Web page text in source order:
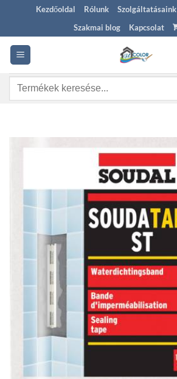
content
Kezdőoldal Rólunk Szolgáltatásaink
Szakmai blog
Kapcsolat
Keresés